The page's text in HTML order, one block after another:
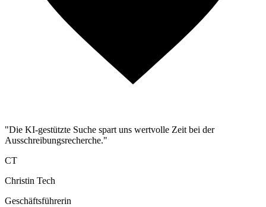
"Die KI-gestützte Suche spart uns wertvolle Zeit bei der
Ausschreibungsrecherche."
CT
Christin Tech
Geschäftsführerin